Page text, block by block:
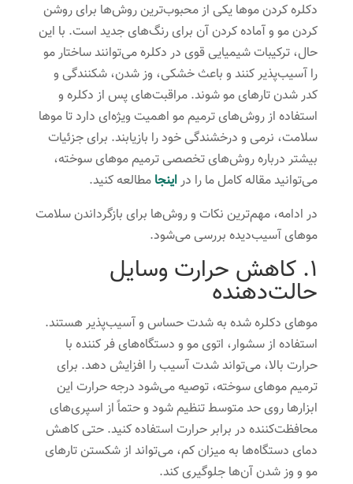
دکلره کردن موها یکی از محبوب‌ترین روش‌ها برای روشن
کردن مو و آماده کردن آن برای رنگ‌های جدید است. با این
حال، ترکیبات شیمیایی قوی در دکلره می‌توانند ساختار مو
را آسیب‌پذیر کنند و باعث خشکی، وز شدن، شکنندگی و
کدر شدن تارهای مو شوند. مراقبت‌های پس از دکلره و
استفاده از روش‌های ترمیم مو اهمیت ویژه‌ای دارد تا موها
سلامت، نرمی و درخشندگی خود را بازیابند. برای جزئیات
بیشتر درباره روش‌های تخصصی ترمیم موهای سوخته،
می‌توانید مقاله کامل ما را دراینجا مطالعه کنید.
در ادامه، مهم‌ترین نکات و روش‌ها برای بازگرداندن سلامت
موهای آسیب‌دیده بررسی می‌شود.
1. کاهش حرارت وسایل
حالت‌دهنده
موهای دکلره شده به شدت حساس و آسیب‌پذیر هستند.
استفاده از سشوار، اتوی مو و دستگاه‌های فر کننده با
حرارت بالا، می‌تواند شدت آسیب را افزایش دهد. برای
ترمیم موهای سوخته، توصیه می‌شود درجه حرارت این
ابزارها روی حد متوسط تنظیم شود و حتماً از اسپری‌های
محافظت‌کننده در برابر حرارت استفاده کنید. حتی کاهش
دمای دستگاه‌ها به میزان کم، می‌تواند از شکستن تارهای
مو و وز شدن آن‌ها جلوگیری کند.